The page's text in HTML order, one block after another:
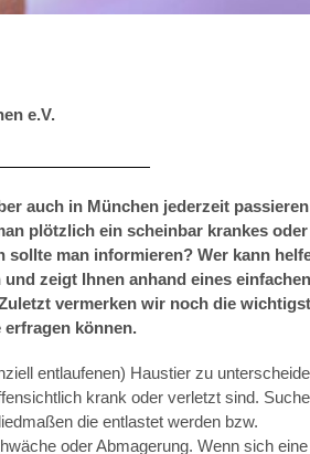
e.V.
auch in München jederzeit
plötzlich ein scheinbar krankes oder
sollte man informieren? Wer kann
zeigt Ihnen anhand eines einfachen
vermerken wir noch die
erfragen können.
entlaufenen) Haustier zu
krank oder verletzt sind.
die entlastet werden bzw.
oder Abmagerung. Wenn sich eine